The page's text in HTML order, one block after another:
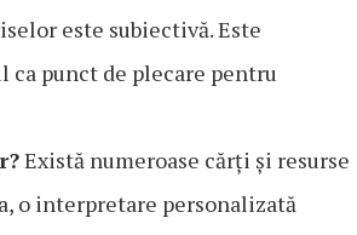
este subiectivă. Este
punct de plecare pentru
Există numeroase cărți și resurse
o interpretare personalizată